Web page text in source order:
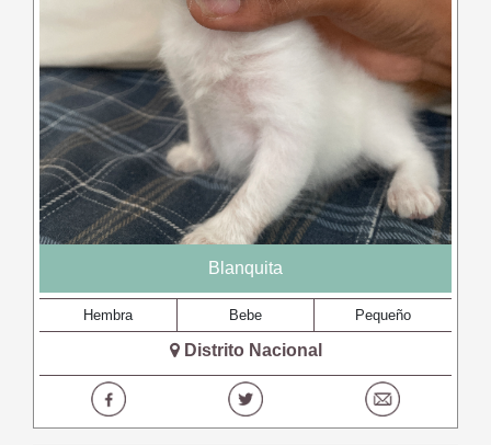
Blanquita
Hembra Bebe Pequeño
Distrito Nacional